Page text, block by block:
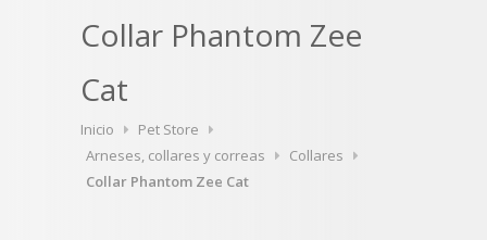
Collar Phantom Zee
Cat
Inicio
Pet Store
Arneses, collares y correas
Collares
Collar Phantom Zee Cat